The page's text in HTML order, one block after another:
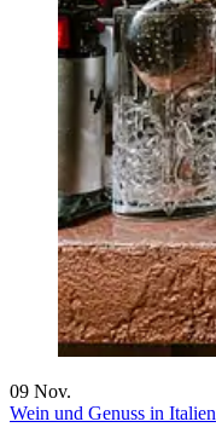
09 Nov.
Wein und Genuss in Italien